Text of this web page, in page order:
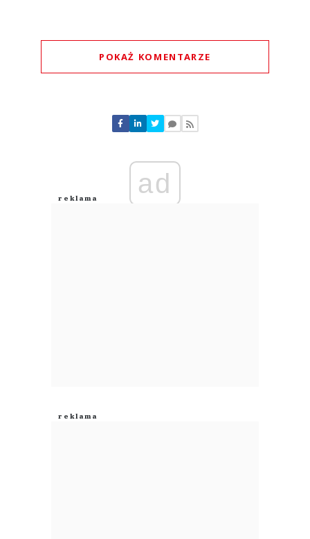
POKAŻ KOMENTARZE
Nie znaleziono komentarzy
Zostaw swoje komentarze
Anuluj
ad